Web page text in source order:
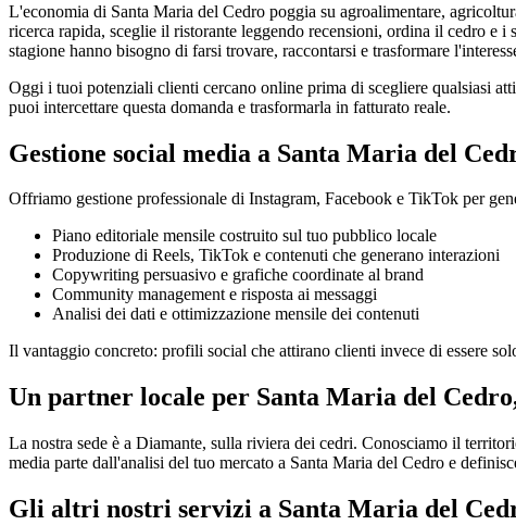
L'economia di Santa Maria del Cedro poggia su agroalimentare,
ricerca rapida, sceglie il ristorante leggendo recensioni, ordina il cedro e
stagione hanno bisogno di farsi trovare, raccontarsi e trasformare
Oggi i tuoi potenziali clienti cercano online prima di scegliere qualsiasi
puoi intercettare questa domanda e trasformarla in fatturato reale.
Gestione social media a Santa Maria del
Offriamo gestione professionale di Instagram, Facebook e TikTok per
Piano editoriale mensile costruito sul tuo pubblico locale
Produzione di Reels, TikTok e contenuti che generano interazioni
Copywriting persuasivo e grafiche coordinate al brand
Community management e risposta ai messaggi
Analisi dei dati e ottimizzazione mensile dei contenuti
Il vantaggio concreto: profili social che attirano clienti invece di essere
Un partner locale per Santa Maria del
La nostra sede è a Diamante, sulla riviera dei cedri. Conosciamo il
media parte dall'analisi del tuo mercato a Santa Maria del Cedro e
Gli altri nostri servizi a Santa Maria del